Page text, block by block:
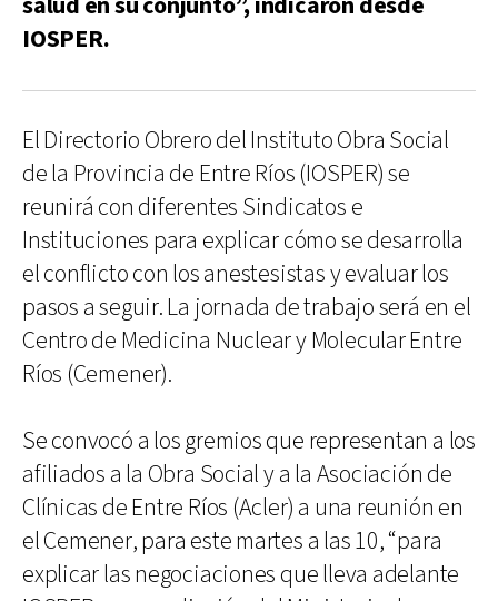
IOSPER.
El Directorio Obrero del Instituto Obra Social
de la Provincia de Entre Ríos (IOSPER) se
reunirá con diferentes Sindicatos e
Instituciones para explicar cómo se desarrolla
el conflicto con los anestesistas y evaluar los
pasos a seguir. La jornada de trabajo será en el
Centro de Medicina Nuclear y Molecular Entre
Ríos (Cemener).
Se convocó a los gremios que representan a los
afiliados a la Obra Social y a la Asociación de
Clínicas de Entre Ríos (Acler) a una reunión en
el Cemener, para este martes a las 10, “para
explicar las negociaciones que lleva adelante